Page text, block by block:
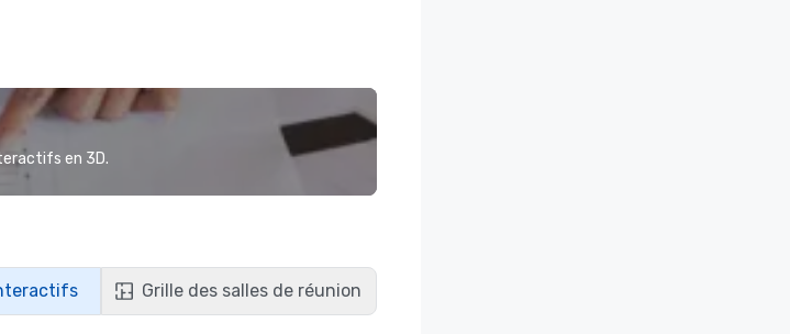
en 3D.
Grille des salles de réunion